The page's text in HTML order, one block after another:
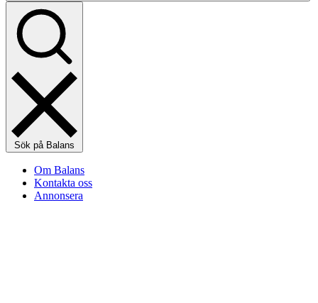
Sök på Balans
Om Balans
Kontakta oss
Annonsera